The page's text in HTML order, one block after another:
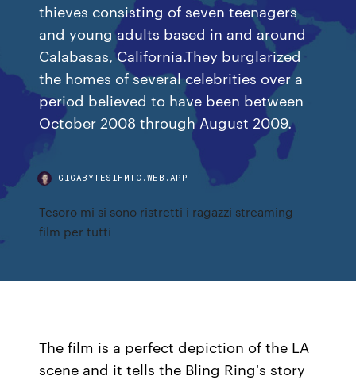
thieves consisting of seven teenagers
and young adults based in and around
Calabasas, California.They burglarized
the homes of several celebrities over a
period believed to have been between
October 2008 through August 2009.
GIGABYTESIHMTC.WEB.APP
Tesoro mi si sono ristretti i ragazzi streaming
film per tutti
The film is a perfect depiction of the LA
scene and it tells the Bling Ring's story